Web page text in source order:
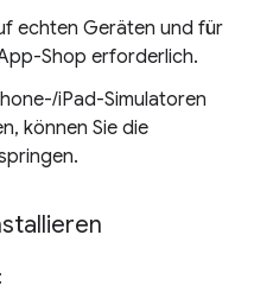
echten Geräten und für
Shop erforderlich.
iPad-Simulatoren
können Sie die